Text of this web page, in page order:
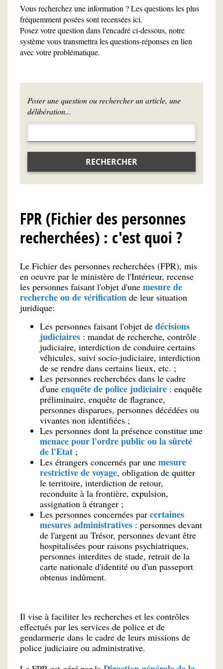
Vous recherchez une information ? Les questions les plus
fréquemment posées sont recensées ici.
Posez votre question dans l'encadré ci-dessous, notre
système vous transmettra les questions-réponses en lien
avec votre problématique.
Poser une question ou rechercher un article, une
délibération...
RECHERCHER
FPR (Fichier des personnes
recherchées) : c'est quoi ?
Le Fichier des personnes recherchées (FPR), mis
en oeuvre par le ministère de l'Intérieur, recense
les personnes faisant l'objet d'une mesure de
recherche ou de vérification de leur situation
juridique:
Les personnes faisant l'objet de décisions
judiciaires : mandat de recherche, contrôle
judiciaire, interdiction de conduire certains
véhicules, suivi socio-judiciaire, interdiction
de se rendre dans certains lieux, etc. ;
Les personnes recherchées dans le cadre
d'une enquête de police judiciaire : enquête
préliminaire, enquête de flagrance,
personnes disparues, personnes décédées ou
vivantes non identifiées ;
Les personnes dont la présence constitue une
menace pour l'ordre public ou la sûreté
de l'Etat ;
Les étrangers concernés par une mesure
restrictive de voyage, obligation de quitter
le territoire, interdiction de retour,
reconduite à la frontière, expulsion,
assignation à étranger ;
Les personnes concernées par certaines
mesures administratives : personnes devant
de l'argent au Trésor, personnes devant être
hospitalisées pour raisons psychiatriques,
personnes interdites de stade, retrait de la
carte nationale d'identité ou d'un passeport
obtenus indûment.
Il vise à faciliter les recherches et les contrôles
effectués par les services de police et de
gendarmerie dans le cadre de leurs missions de
police judiciaire ou administrative.